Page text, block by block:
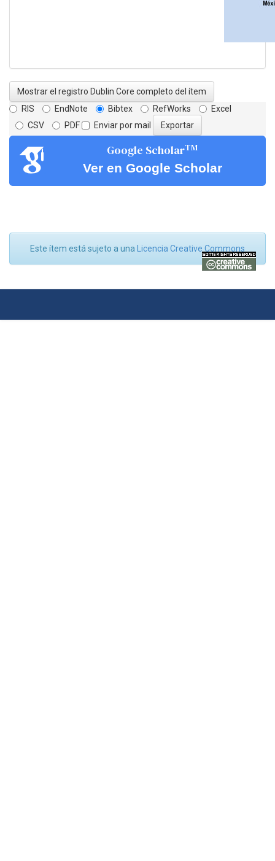
Mostrar el registro Dublin Core completo del ítem
RIS
EndNote Bibtex RefWorks
Excel
CSV
PDF Enviar por mail
Google ScholarTM
Ver en Google Scholar
Este ítem está sujeto a una Licencia Creative Commons